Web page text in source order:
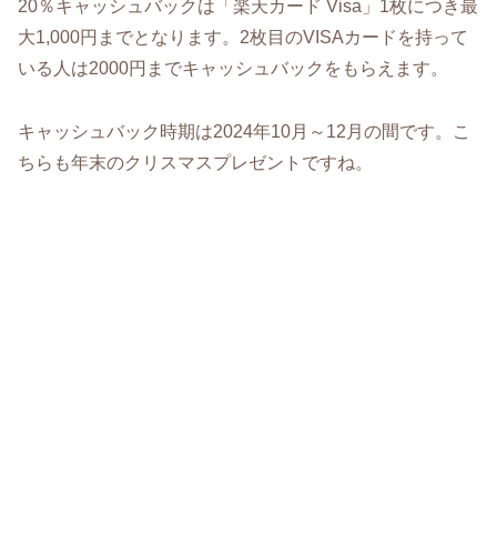
20％キャッシュバックは「楽天カード Visa」1枚につき最
大1,000円までとなります。2枚目のVISAカードを持って
いる人は2000円までキャッシュバックをもらえます。
キャッシュバック時期は2024年10月～12月の間です。こ
ちらも年末のクリスマスプレゼントですね。